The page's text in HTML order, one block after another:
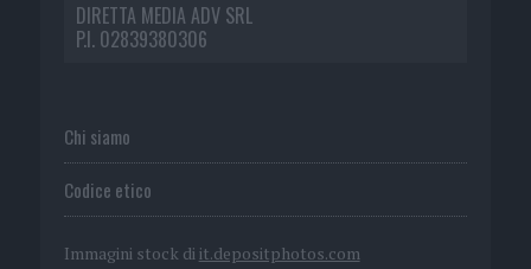
DIRETTA MEDIA ADV SRL
P.I. 02839380306
Chi siamo
Codice etico
Immagini stock di it.depositphotos.com